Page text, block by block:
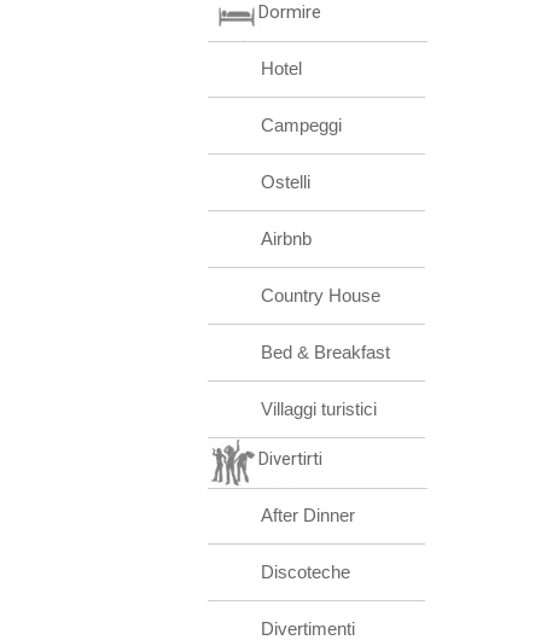
Dormire
Hotel
Campeggi
Ostelli
Airbnb
Country House
Bed & Breakfast
Villaggi turistici
Divertirti
After Dinner
Discoteche
Divertimenti